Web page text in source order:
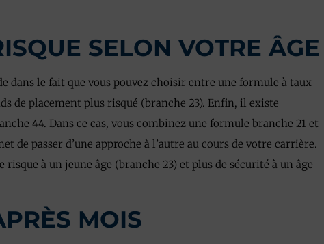
SELON VOTRE ÂGE
dans le fait que vous pouvez choisir entre une formule à taux
de placement plus risqué (branche 23). Enfin, il existe
44. Dans ce cas, vous combinez une formule branche 21 et
de passer d’une approche à l’autre au cours de votre carrière.
à un jeune âge (branche 23) et plus de sécurité à un âge
MOIS